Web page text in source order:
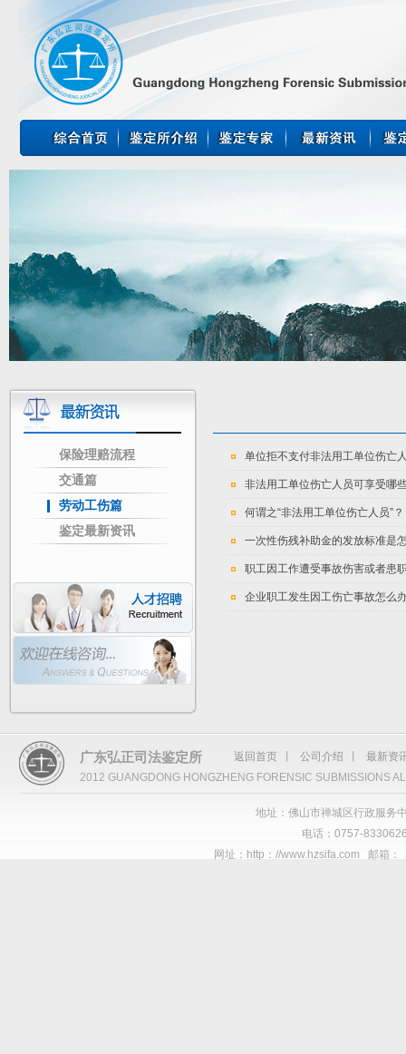
保险理赔流程
交通篇
劳动工伤篇
鉴定最新资讯
单位拒不支付非法用工单位伤亡
非法用工单位伤亡人员可享受哪
何谓之“非法用工单位伤亡人员”？
一次性伤残补助金的发放标准是
职工因工作遭受事故伤害或者患
企业职工发生因工伤亡事故怎么
广东弘正司法鉴定所 返回首页 公司介绍
最新资
2012 GUANGDONG HONGZHENG FORENSIC SUBMISSIONS
地址：佛山市禅城区行政服务
电话：0757-
网址：http：//www.hzsifa.com 邮箱：